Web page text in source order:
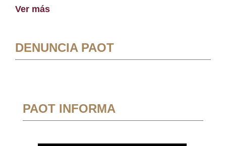
Ver más
DENUNCIA PAOT
PAOT INFORMA